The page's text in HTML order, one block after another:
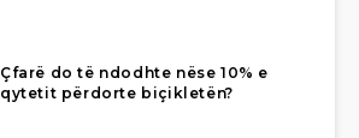
Çfarë do të ndodhte nëse 10% e
qytetit përdorte biçikletën?